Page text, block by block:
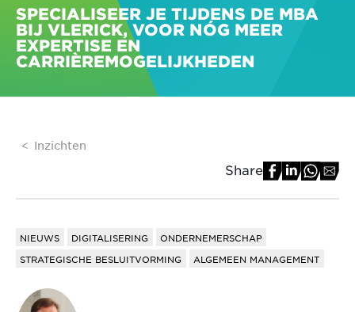
SPECIALISEER JE TIJDENS DE MBA
BIJ VLERICK, VOOR NÓG MEER
EXPERTISE EN
CARRIÈREMOGELIJKHEDEN
Inzichten
Share
NIEUWS DIGITALISERING
ONDERNEMERSCHAP
STRATEGISCHE BESLUITVORMING
ALGEMEEN MANAGEMENT